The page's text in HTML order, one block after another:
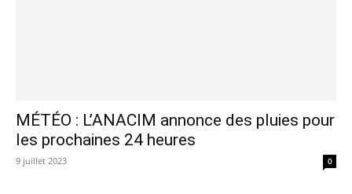
MÉTÉO : L’ANACIM annonce des pluies pour
les prochaines 24 heures
9 juillet 2023 0